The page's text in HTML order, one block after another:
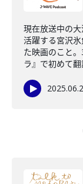
現在放送中の
活躍する宮沢
た映画のこと
ラ』で初めて